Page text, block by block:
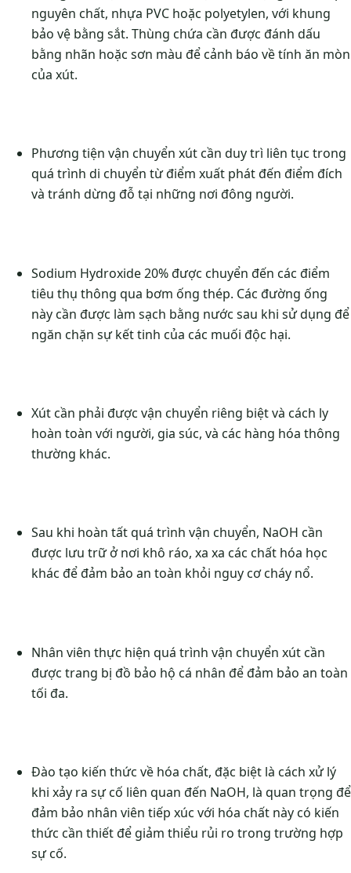
nguyên chất, nhựa PVC hoặc polyetylen, với khung
bảo vệ bằng sắt. Thùng chứa cần được đánh dấu
bằng nhãn hoặc sơn màu để cảnh báo về tính ăn mòn
của xút.
Phương tiện vận chuyển xút cần duy trì liên tục trong
quá trình di chuyển từ điểm xuất phát đến điểm đích
và tránh dừng đỗ tại những nơi đông người.
Sodium Hydroxide 20% được chuyển đến các điểm
tiêu thụ thông qua bơm ống thép. Các đường ống
này cần được làm sạch bằng nước sau khi sử dụng để
ngăn chặn sự kết tinh của các muối độc hại.
Xút cần phải được vận chuyển riêng biệt và cách ly
hoàn toàn với người, gia súc, và các hàng hóa thông
thường khác.
Sau khi hoàn tất quá trình vận chuyển, NaOH cần
được lưu trữ ở nơi khô ráo, xa xa các chất hóa học
khác để đảm bảo an toàn khỏi nguy cơ cháy nổ.
Nhân viên thực hiện quá trình vận chuyển xút cần
được trang bị đồ bảo hộ cá nhân để đảm bảo an toàn
tối đa.
Đào tạo kiến thức về hóa chất, đặc biệt là cách xử lý
khi xảy ra sự cố liên quan đến NaOH, là quan trọng để
đảm bảo nhân viên tiếp xúc với hóa chất này có kiến
thức cần thiết để giảm thiểu rủi ro trong trường hợp
sự cố.